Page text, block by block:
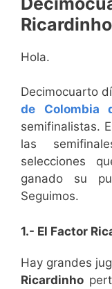
Ricardinho
Hola.
Decimocuarto
de Colombia
semifinalistas.
las
selecciones
ganado su
Seguimos.
1.- El Factor
Hay grandes
Ricardinho